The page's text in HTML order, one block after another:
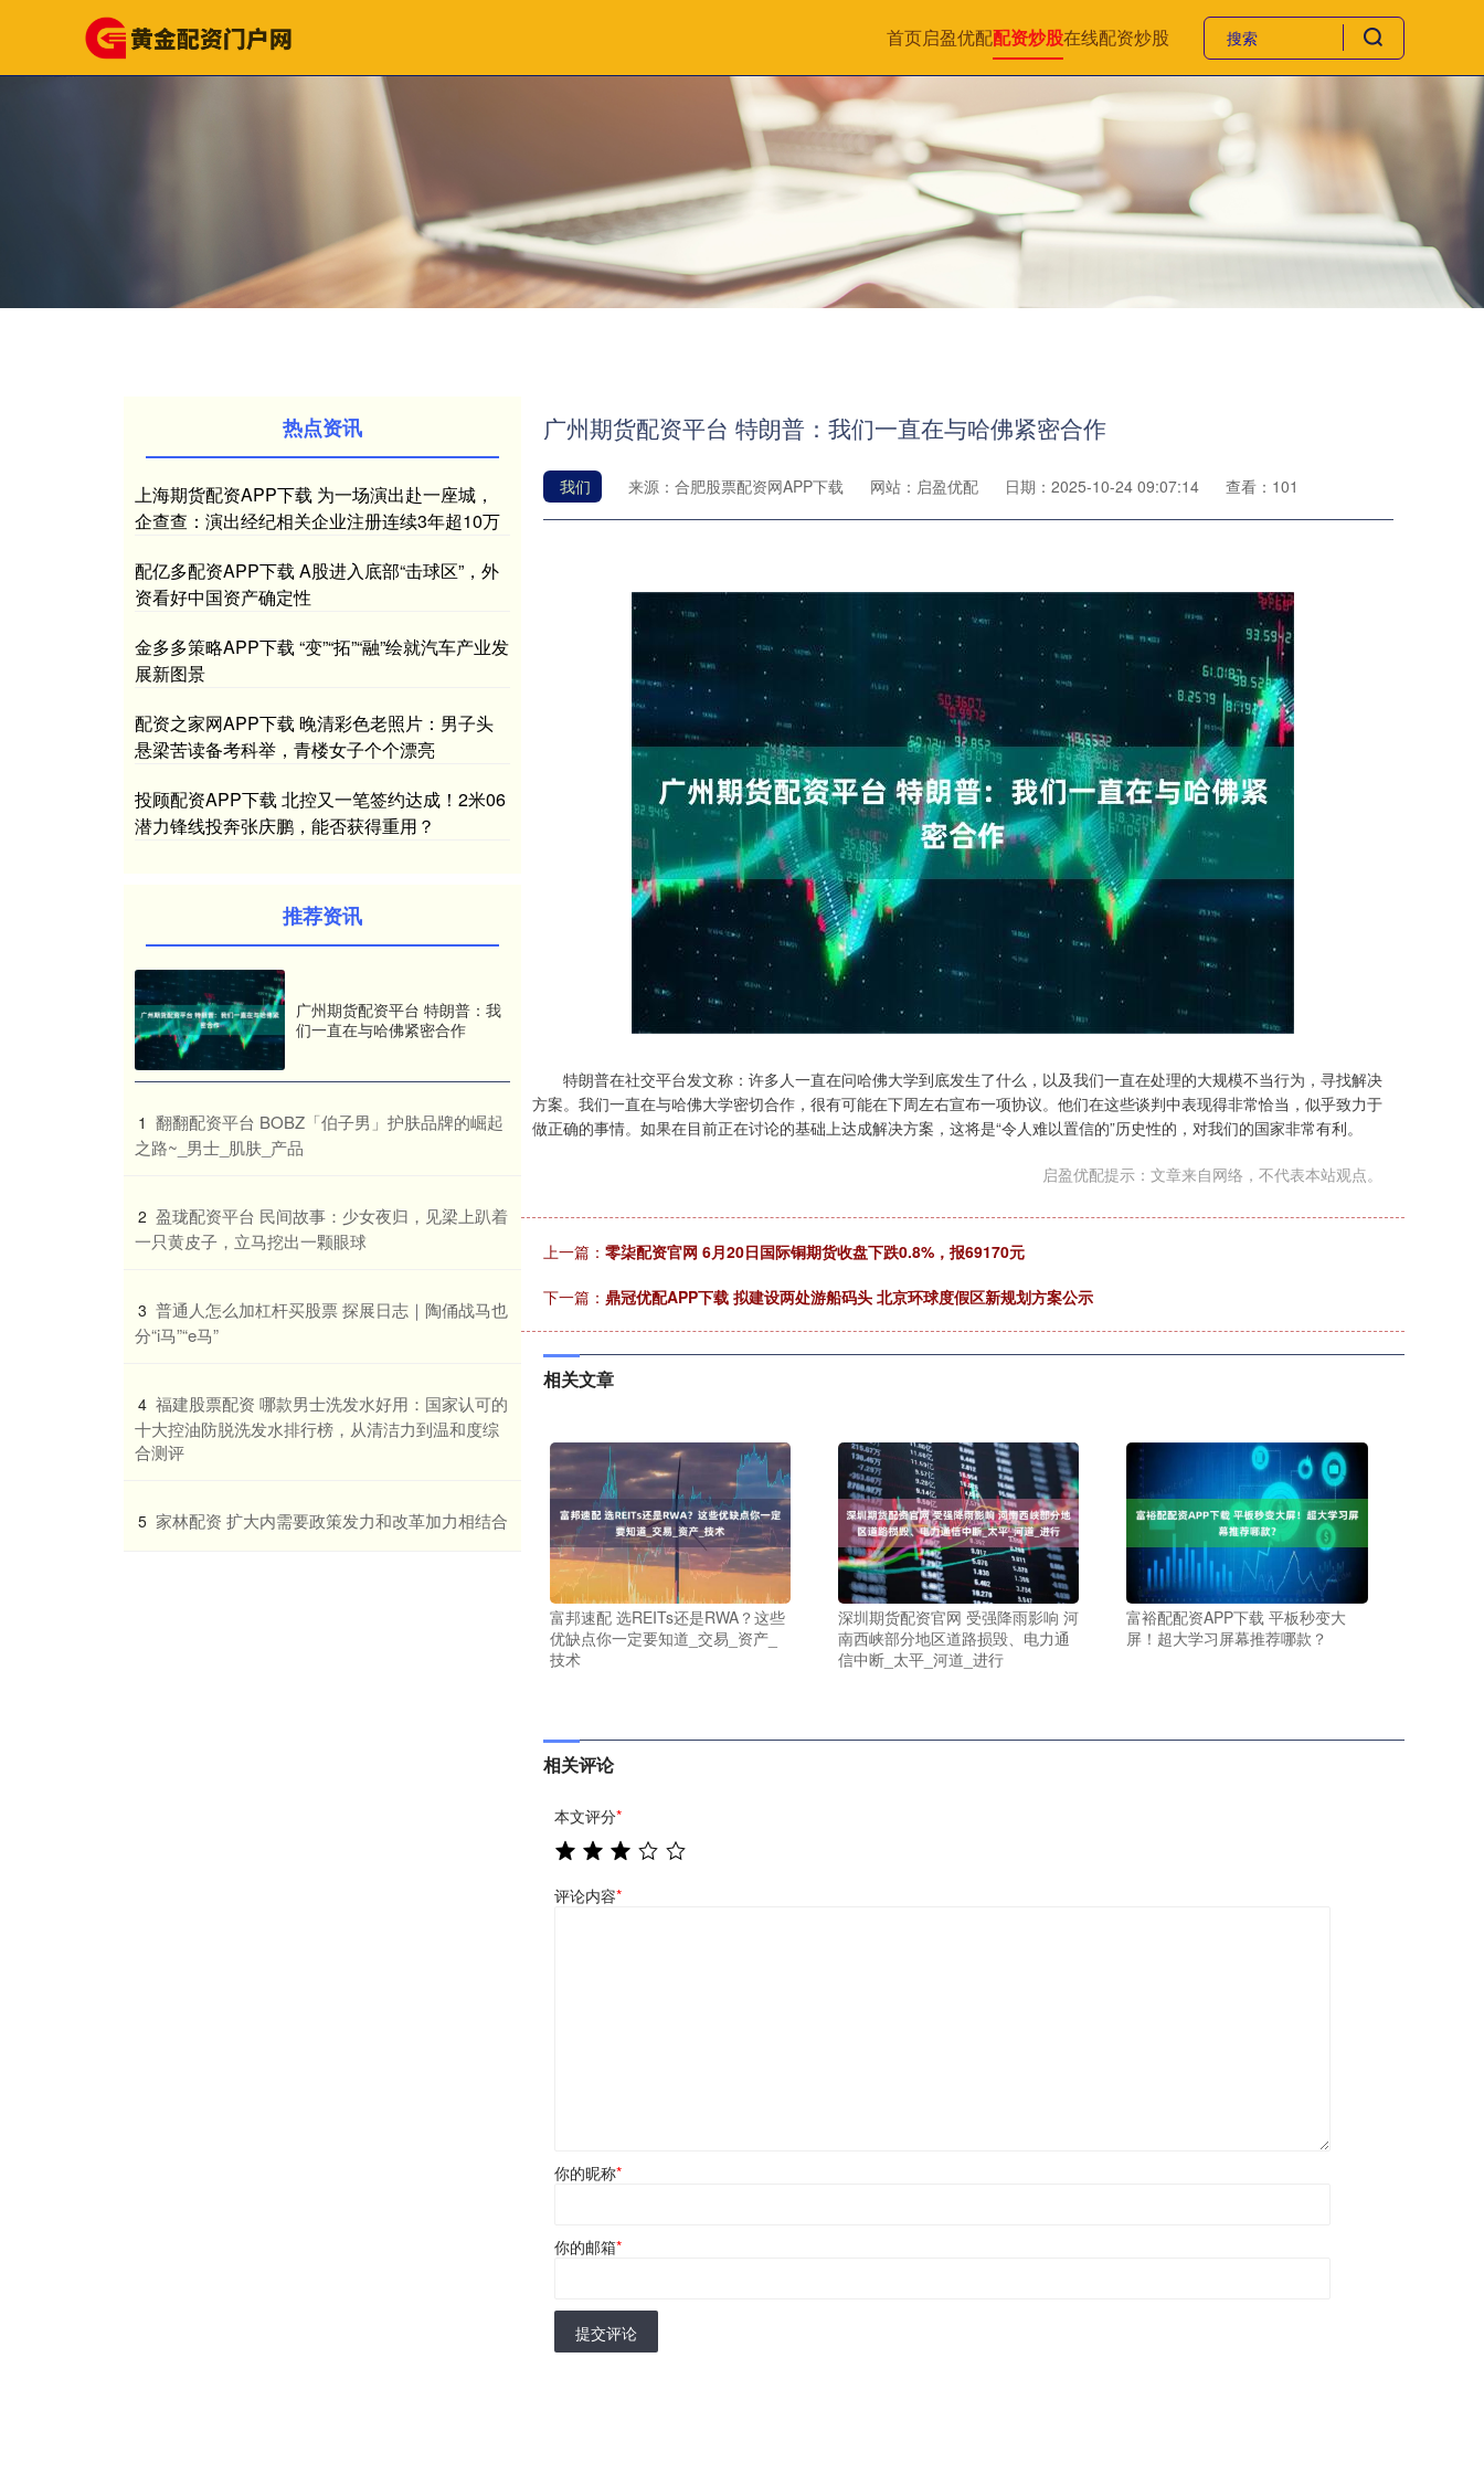
首页启盈优配配资炒股在线配资炒股
广州期货配资平台 特朗普：我们一直在与哈佛紧密合作
我们 来源：合肥股票配资网APP下载 网站：启盈优配 日期：2025-10-24 09:07:14 查看：101
特朗普在社交平台发文称：许多人一直在问哈佛大学到底发生了什么，以及我们一直在处理的大规模不当行为，寻找解决
方案。我们一直在与哈佛大学密切合作，很有可能在下周左右宣布一项协议。他们在这些谈判中表现得非常恰当，似乎致力于
做正确的事情。如果在目前正在讨论的基础上达成解决方案，这将是“令人难以置信的”历史性的，对我们的国家非常有利。
启盈优配提示：文章来自网络，不代表本站观点。
上一篇： 零柒配资官网 6月20日国际铜期货收盘下跌0.8%，报69170元
下一篇： 鼎冠优配APP下载 拟建设两处游船码头 北京环球度假区新规划方案公示
相关文章
富邦速配 选REITs还是RWA？这些
优缺点你一定要知道_交易_资产_
技术
深圳期货配资官网 受强降雨影响 河
南西峡部分地区道路损毁、电力通
信中断_太平_河道_进行
富裕配配资APP下载 平板秒变大
屏！超大学习屏幕推荐哪款？
相关评论
本文评分*
评论内容*
你的昵称*
你的邮箱*
提交评论
热点资讯
上海期货配资APP下载 为一场演出赴一座城，
企查查：演出经纪相关企业注册连续3年超10万
配亿多配资APP下载 A股进入底部“击球区”，外
资看好中国资产确定性
金多多策略APP下载 “变”“拓”“融”绘就汽车产业发
展新图景
配资之家网APP下载 晚清彩色老照片：男子头
悬梁苦读备考科举，青楼女子个个漂亮
投顾配资APP下载 北控又一笔签约达成！2米06
潜力锋线投奔张庆鹏，能否获得重用？
推荐资讯
广州期货配资平台 特朗普：我
们一直在与哈佛紧密合作
1 ​翻翻配资平台 BOBZ「伯子男」护肤品牌的崛起
之路~_男士_肌肤_产品
2 ​盈珑配资平台 民间故事：少女夜归，见梁上趴着
一只黄皮子，立马挖出一颗眼球
3 ​普通人怎么加杠杆买股票 探展日志｜陶俑战马也
分“i马”“e马”
4 ​福建股票配资 哪款男士洗发水好用：国家认可的
十大控油防脱洗发水排行榜，从清洁力到温和度综
合测评
5 ​家林配资 扩大内需要政策发力和改革加力相结合